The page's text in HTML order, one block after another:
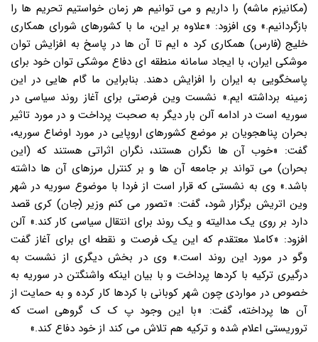
(مکانیزم ماشه) را داریم و می توانیم هر زمان خواستیم تحریم ها را
بازگردانیم.» وی افزود: «علاوه بر این، ما با کشورهای شورای همکاری
خلیج (فارس) همکاری کرد ه ایم تا آن ها در پاسخ به افزایش توان
موشکی ایران، با ایجاد سامانه منطقه ای دفاع موشکی توان خود برای
پاسخگویی به ایران را افزایش دهند. بنابراین ما گام هایی در این
زمینه برداشته ایم.» نشست وین فرصتی برای آغاز روند سیاسی در
سوریه است در ادامه آلن بار دیگر به صحبت پرداخت و در مورد تاثیر
بحران پناهجویان بر موضع کشورهای اروپایی در مورد اوضاع سوریه،
گفت: «خوب آن ها نگران هستند، نگران اثراتی هستند که (این
بحران) می تواند بر جامعه آن ها و بر کنترل مرزهای آن ها داشته
باشد.» وی به نشستی که قرار است از فردا با موضوع سوریه در شهر
وین اتریش برگزار شود، گفت: «تصور می کنم وزیر (جان) کری قصد
دارد بر روی یک مدالیته و یک روند برای انتقال سیاسی کار کند.» آلن
افزود: «کاملا معتقدم که این یک فرصت و نقطه ای برای آغاز گفت
وگو در مورد این روند است.» وی در بخش دیگری از نشست به
درگیری ترکیه با کردها پرداخت و با بیان اینکه واشنگتن در سوریه به
خصوص در مواردی چون شهر کوبانی با کردها کار کرده و به حمایت از
آن ها پرداخته، گفت: «با این وجود پ ک ک گروهی است که
تروریستی اعلام شده و ترکیه هم تلاش می کند از خود دفاع کند.»